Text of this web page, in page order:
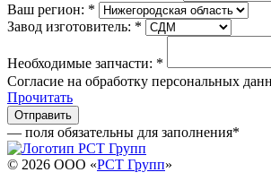
Ваш регион: *
Завод изготовитель: *
Необходимые запчасти: *
Согласие на обработку персональных
Прочитать
— поля обязательны для заполнения*
© 2026 OOO «РСТ Групп»